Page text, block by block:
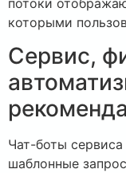
которыми
Сервис,
Чат-боты
шаблонные